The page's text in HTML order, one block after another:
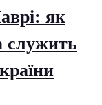
як
служить